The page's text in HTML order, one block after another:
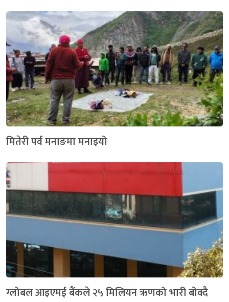
मितेरी पर्व मनाङमा मनाइयो
ग्लोबल आइएमई बैंकले २५ मिलियन ऋणको भारी बोक्दै